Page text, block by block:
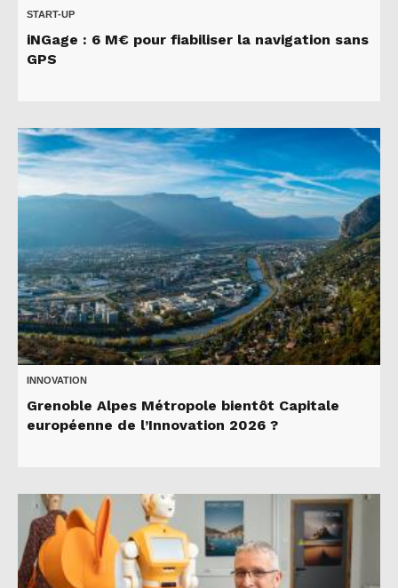
START-UP
iNGage : 6 M€ pour fiabiliser la navigation sans
GPS
INNOVATION
Grenoble Alpes Métropole bientôt Capitale
européenne de l’Innovation 2026 ?